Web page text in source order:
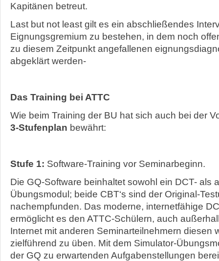
Kapitänen betreut.
Last but not least gilt es ein abschließendes
Eignungsgremium zu bestehen, in dem noch
zu diesem Zeitpunkt angefallenen
abgeklärt werden-
Das Training bei ATTC
Wie beim Training der BU hat sich auch bei der
3-Stufenplan bewährt:
Stufe 1: Software-Training vor Seminarbeginn.
Die GQ-Software beinhaltet sowohl ein DCT- als
Übungsmodul; beide CBT‘s sind der Original-
nachempfunden. Das moderne, internetfähige
ermöglicht es den ATTC-Schülern, auch
Internet mit anderen Seminarteilnehmern diesen
zielführend zu üben. Mit dem Simulator-
der GQ zu erwartenden Aufgabenstellungen